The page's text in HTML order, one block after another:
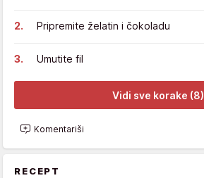
Pripremite želatin i čokoladu
Umutite fil
Vidi sve korake (8)
Komentariši
RECEPT